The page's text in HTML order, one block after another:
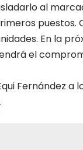
al
puestos.
En la
el
Fernández a